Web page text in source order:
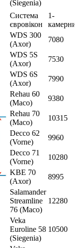
(Siegenia)
Система
євровікон
1-
WDS 300
(Axor)
7080
WDS 5S
(Axor)
7530
WDS 6S
(Axor)
7990
Rehau 60
(Maco)
9380
Rehau 70
(Maco)
10315
Decco 62
(Vorne)
9960
Decco 71
(Vorne)
10280
KBE 70
(Axor)
8995
Salamander
Streamline
76 (Maco)
12280
Veka
Euroline 58
(Siegenia)
10500